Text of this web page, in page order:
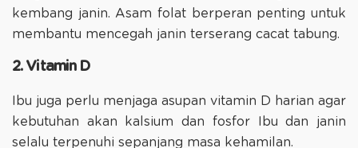
kembang janin. Asam folat berperan penting untuk
membantu mencegah janin terserang cacat tabung.
2. Vitamin D
Ibu juga perlu menjaga asupan vitamin D harian agar
kebutuhan akan kalsium dan fosfor Ibu dan janin
selalu terpenuhi sepanjang masa kehamilan.